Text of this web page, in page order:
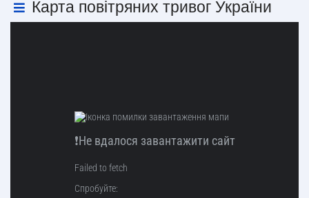
Карта повітряних тривог України